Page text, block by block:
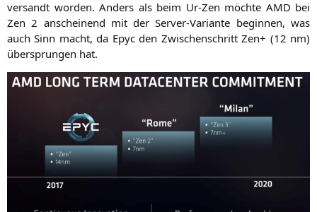
ver­sandt wor­den. Anders als beim Ur-Zen möch­te AMD bei
Zen 2 anschei­nend mit der Ser­ver-Vari­an­te begin­nen, was
auch Sinn macht, da Epyc den Zwi­schen­schritt Zen+ (12 nm)
über­sprun­gen hat.